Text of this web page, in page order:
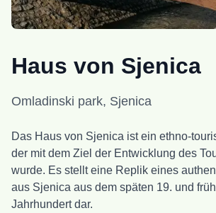
Haus von Sjenica
Omladinski park, Sjenica
Das Haus von Sjenica ist ein ethno-
der mit dem Ziel der Entwicklung des
wurde. Es stellt eine Replik eines
aus Sjenica aus dem späten 19. und
Jahrhundert dar.